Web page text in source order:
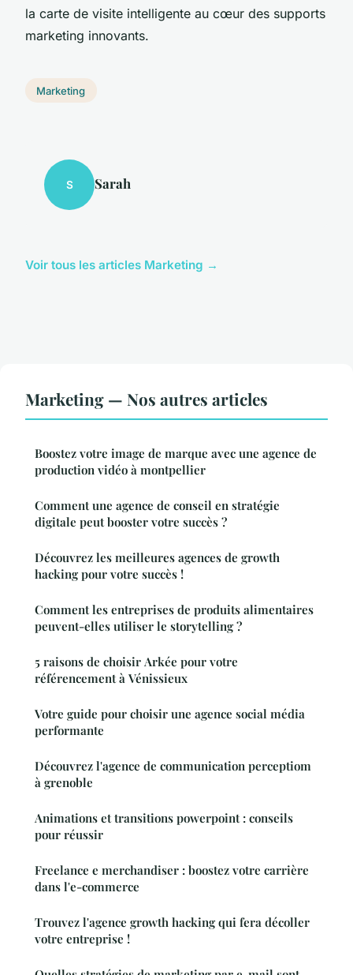
la carte de visite intelligente au cœur des supports
marketing innovants.
Marketing
S Sarah
Voir tous les articles Marketing →
Marketing — Nos autres articles
Boostez votre image de marque avec une agence de
production vidéo à montpellier
Comment une agence de conseil en stratégie
digitale peut booster votre succès ?
Découvrez les meilleures agences de growth
hacking pour votre succès !
Comment les entreprises de produits alimentaires
peuvent-elles utiliser le storytelling ?
5 raisons de choisir Arkée pour votre
référencement à Vénissieux
Votre guide pour choisir une agence social média
performante
Découvrez l'agence de communication perceptiom
à grenoble
Animations et transitions powerpoint : conseils
pour réussir
Freelance e merchandiser : boostez votre carrière
dans l'e-commerce
Trouvez l'agence growth hacking qui fera décoller
votre entreprise !